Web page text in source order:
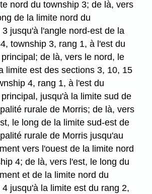
nord du township 3; de là, vers
de la limite nord du
3 jusqu'à l'angle nord-est de la
township 3, rang 1, à l'est du
de là, vers le nord, le
limite est des sections 3, 10, 15
4, rang 1, à l'est du
jusqu'à la limite sud de
rurale de Morris; de là, vers
le long de la limite sud-est de
rurale de Morris jusqu'au
vers l'ouest de la limite nord
4; de là, vers l'est, le long du
et de la limite nord du
4 jusqu'à la limite est du rang 2,